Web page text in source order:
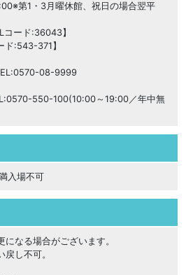
第1・3月曜休館、祝日の場合翌平
Lコード:36043】
ド:543-371】
08-9999
550-100(10:00～19:00／年中無
入場不可
なる場合がございます。
し不可。